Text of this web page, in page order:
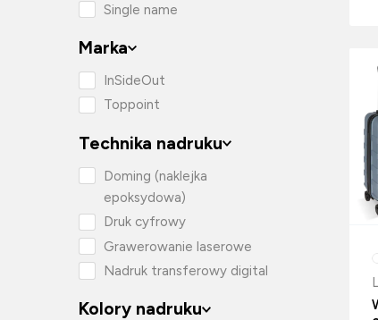
Single name
Marka
InSideOut
Toppoint
Technika nadruku
Doming (naklejka
epoksydowa)
Druk cyfrowy
Grawerowanie laserowe
Nadruk transferowy digital
Kolory nadruku